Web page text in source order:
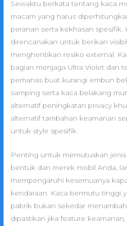
Sewaktu berkata tentang kaca
macam yang harus
peranan serta kekhasan spesifik.
direncanakan untuk berikan
menghentikan resiko external.
bagian menjaga Ultra Violet dan
pemanas buat kurangi embun
samping serta kaca belakang
alternatif peningkatan privacy
alternatif tambahan keamanan
untuk style spesifik.
Penting untuk memutuskan
bentuk dan merek mobil Anda,
mempengaruhi kesemuanya
kendaraan. Kaca bermutu tinggi
pabrik bukan sekedar
dipastikan jika feature